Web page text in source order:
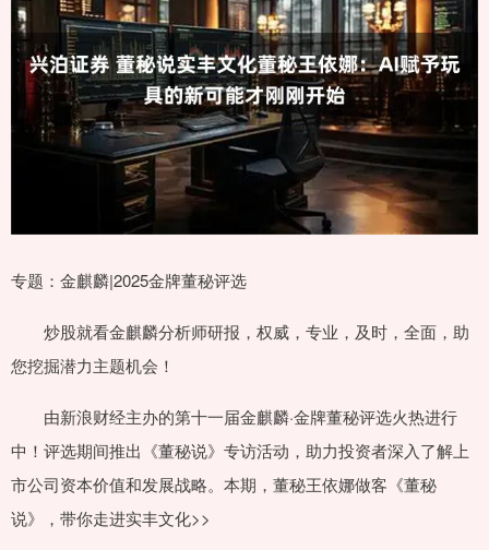
专题：金麒麟|2025金牌董秘评选
炒股就看金麒麟分析师研报，权威，专业，及时，全面，助
您挖掘潜力主题机会！
由新浪财经主办的第十一届金麒麟·金牌董秘评选火热进行
中！评选期间推出《董秘说》专访活动，助力投资者深入了解上
市公司资本价值和发展战略。本期，董秘王依娜做客《董秘
说》，带你走进实丰文化>>